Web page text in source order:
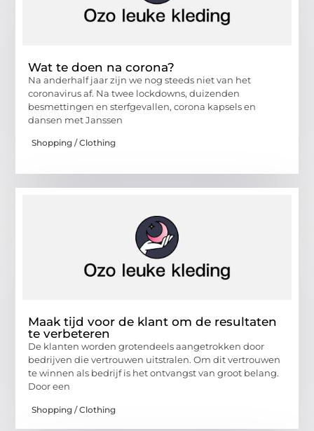
Wat te doen na corona?
Na anderhalf jaar zijn we nog steeds niet van het
coronavirus af. Na twee lockdowns, duizenden
besmettingen en sterfgevallen, corona kapsels en
dansen met Janssen
Shopping / Clothing
Maak tijd voor de klant om de resultaten
te verbeteren
De klanten worden grotendeels aangetrokken door
bedrijven die vertrouwen uitstralen. Om dit vertrouwen
te winnen als bedrijf is het ontvangst van groot belang.
Door een
Shopping / Clothing